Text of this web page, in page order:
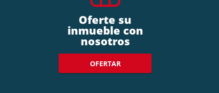
Oferte su
inmueble con
nosotros
OFERTAR